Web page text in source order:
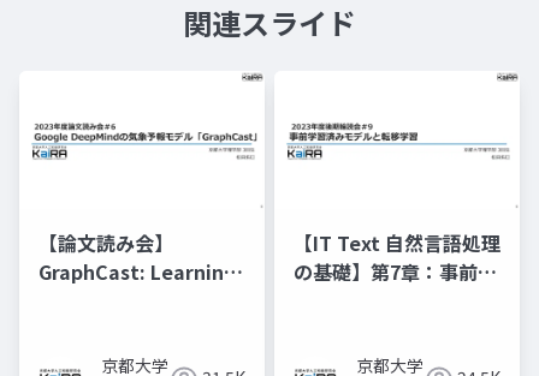
関連スライド
【論文読み会】
GraphCast: Learning
weather forecasting
京都大学
【IT Text 自然言語処理
の基礎】第7章：事前学
京都大学